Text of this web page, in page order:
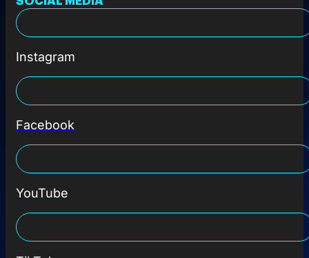
Instagram
Facebook
YouTube